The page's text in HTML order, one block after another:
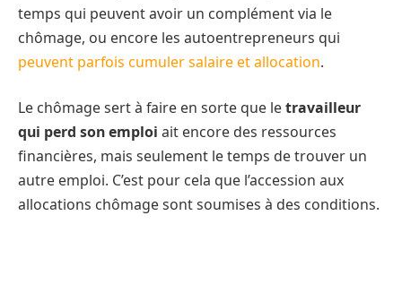
temps qui peuvent avoir un complément via le
chômage, ou encore les autoentrepreneurs qui
peuvent parfois cumuler salaire et allocation.
Le chômage sert à faire en sorte que letravailleur
qui perd son emploi ait encore des ressources
financières, mais seulement le temps de trouver un
autre emploi. C’est pour cela que l’accession aux
allocations chômage sont soumises à des conditions.